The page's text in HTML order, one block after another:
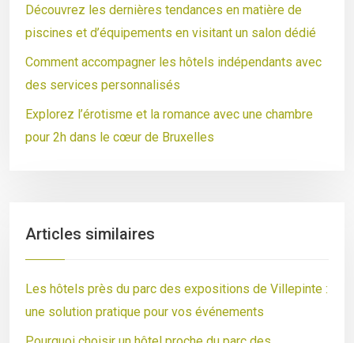
Découvrez les dernières tendances en matière de
piscines et d’équipements en visitant un salon dédié
Comment accompagner les hôtels indépendants avec
des services personnalisés
Explorez l’érotisme et la romance avec une chambre
pour 2h dans le cœur de Bruxelles
Articles similaires
Les hôtels près du parc des expositions de Villepinte :
une solution pratique pour vos événements